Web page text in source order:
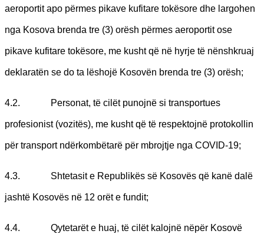
aeroportit apo përmes pikave kufitare tokësore dhe largohen
nga Kosova brenda tre (3) orësh përmes aeroportit ose
pikave kufitare tokësore, me kusht që në hyrje të nënshkruaj
deklaratën se do ta lëshojë Kosovën brenda tre (3) orësh;
4.2. Personat, të cilët punojnë si transportues
profesionist (vozitës), me kusht që të respektojnë protokollin
për transport ndërkombëtarë për mbrojtje nga COVID-19;
4.3. Shtetasit e Republikës së Kosovës që kanë dalë
jashtë Kosovës në 12 orët e fundit;
4.4. Qytetarët e huaj, të cilët kalojnë nëpër Kosovë